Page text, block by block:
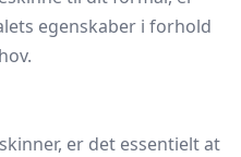
egenskaber i forhold
er det essentielt at